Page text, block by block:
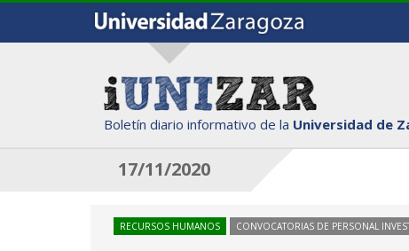
Boletín diario informativo de la Universidad de
17/11/2020
RECURSOS HUMANOS CONVOCATORIAS DE PERSONAL